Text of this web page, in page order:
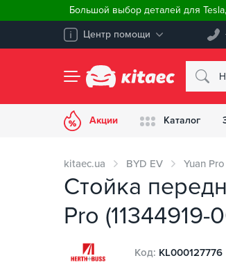
Большой выбор деталей для
Центр помощи
Акции Каталог
kitaec.ua BYD EV Yuan Pro
Стойка
Pro (11344919-
Код: KL000127776